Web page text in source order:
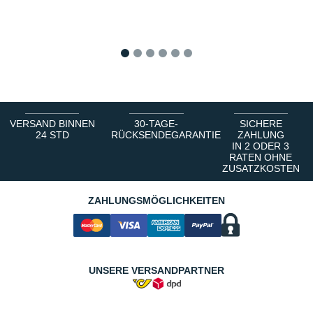
VERSAND BINNEN
24 STD
30-TAGE-
RÜCKSENDEGARANTIE
SICHERE
ZAHLUNG
IN 2 ODER 3
RATEN OHNE
ZUSATZKOSTEN
ZAHLUNGSMÖGLICHKEITEN
UNSERE VERSANDPARTNER